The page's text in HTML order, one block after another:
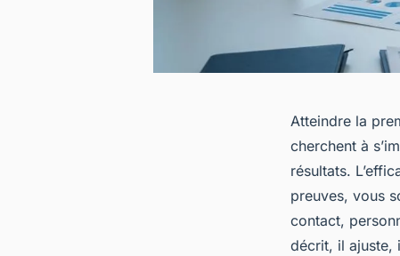
Atteindre la
cherchent à
résultats.
preuves, vous
contact,
décrit, il ajuste,